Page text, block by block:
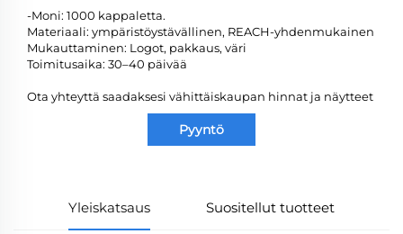
-Moni: 1000 kappaletta.
Materiaali: ympäristöystävällinen, REACH-yhdenmukainen
Mukauttaminen: Logot, pakkaus, väri
Toimitusaika: 30–40 päivää
Ota yhteyttä saadaksesi vähittäiskaupan hinnat ja näytteet
Pyyntö
Yleiskatsaus Suositellut tuotteet